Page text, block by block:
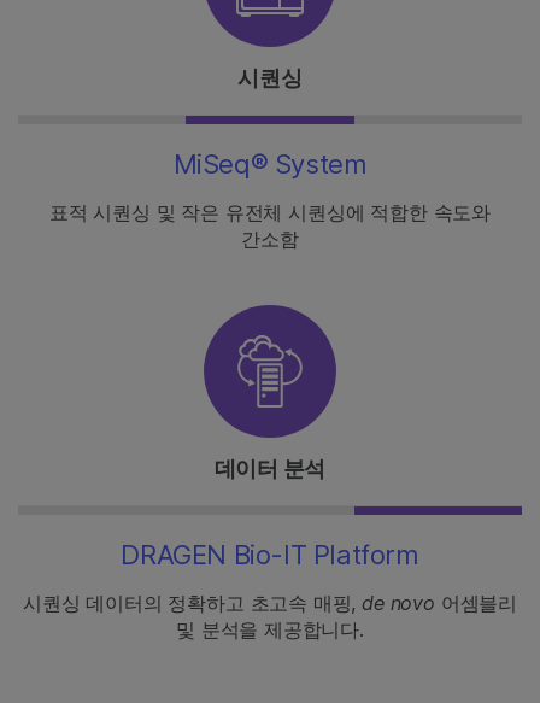
시퀀싱
MiSeq® System
표적 시퀀싱 및 작은 유전체 시퀀싱에 적합한 속도와
간소함
데이터 분석
DRAGEN Bio-IT Platform
시퀀싱 데이터의 정확하고 초고속 매핑, de novo 어셈블리
및 분석을 제공합니다.